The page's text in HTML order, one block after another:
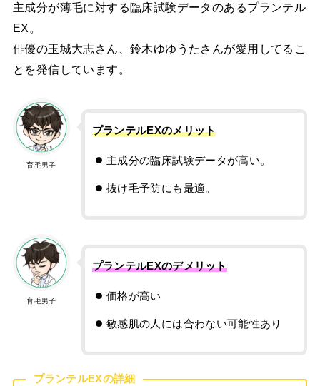
主成分が薄毛に対する臨床試験データのあるプランテル
EX。
俳優の玉城大志さん、鈴木ゆゆうたさんが愛用してるこ
とを発信しています。
育毛男子
プランテルEXのメリット
主成分の臨床試験データが高い。
抜け毛予防にも最適。
育毛男子
プランテルEXのデメリット
価格が高い
敏感肌の人には合わない可能性あり
プランテルEXの詳細